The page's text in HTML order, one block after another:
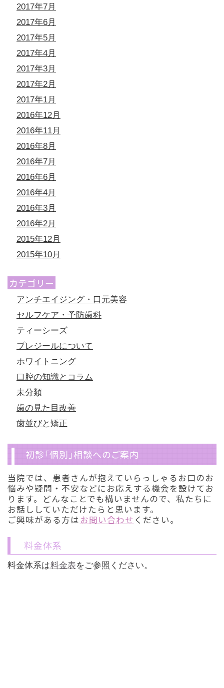
2017年7月
2017年6月
2017年5月
2017年4月
2017年3月
2017年2月
2017年1月
2016年12月
2016年11月
2016年8月
2016年7月
2016年6月
2016年4月
2016年3月
2016年2月
2015年12月
2015年10月
カテゴリー
アンチエイジング・口元美容
セルフケア・予防歯科
ティーシーズ
プレジールについて
ホワイトニング
口腔の知識とコラム
未分類
歯の見た目改善
歯並びと矯正
初診「個別」相談へのご案内
当院では、患者さんが抱えていらっしゃるお口のお
悩みや疑問・不安などにお応えする機会を設けてお
ります。どんなことでも構いませんので、私たちに
お話ししていただけたらと思います。
ご興味がある方は お問い合わせ ください。
料金体系
料金体系は料金表をご参照ください。